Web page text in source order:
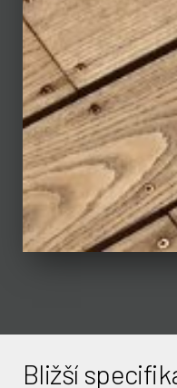
Bližší